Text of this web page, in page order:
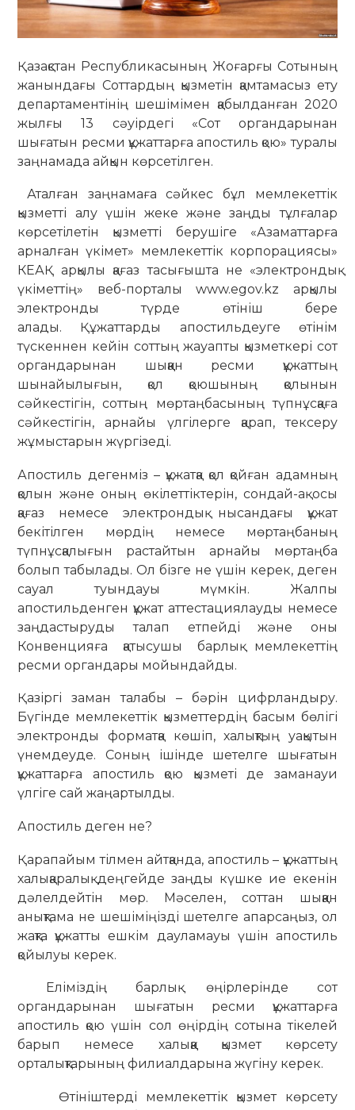
Қазақстан Республикасының Жоғарғы Сотының
жанындағы Соттардың қызметін қамтамасыз ету
департаментінің шешімімен қабылданған 2020
жылғы 13 сәуірдегі «Сот органдарынан
шығатын ресми құжаттарға апостиль қою» туралы
заңнамада айқын көрсетілген.
Аталған заңнамаға сәйкес бұл мемлекеттік
қызметті алу үшін жеке және заңды тұлғалар
көрсетілетін қызметті берушіге «Азаматтарға
арналған үкімет» мемлекеттік корпорациясы»
КЕАҚ арқылы қағаз тасығышта не «электрондық
үкіметтің» веб-порталы www.egov.kz арқылы
электронды түрде өтініш бере
алады. Құжаттарды апостильдеуге өтінім
түскеннен кейін соттың жауапты қызметкері сот
органдарынан шыққан ресми құжаттың
шынайылығын, қол қоюшының қолынын
сәйкестігін, соттың мөртаңбасының түпнұсқаға
сәйкестігін, арнайы үлгілерге қарап, тексеру
жұмыстарын жүргізеді.
Апостиль дегенміз – құжатқа қол қойған адамның
қолын және оның өкілеттіктерін, сондай-ақ осы
қағаз немесе электрондық нысандағы құжат
бекітілген мөрдің немесе мөртаңбаның
түпнұсқалығын растайтын арнайы мөртаңба
болып табылады. Ол бізге не үшін керек, деген
сауал туындауы мүмкін. Жалпы
апостильденген құжат аттестациялауды немесе
заңдастыруды талап етпейді және оны
Конвенцияға қатысушы барлық мемлекеттің
ресми органдары мойындайды.
Қазіргі заман талабы – бәрін цифрландыру.
Бүгінде мемлекеттік қызметтердің басым бөлігі
электронды форматқа көшіп, халықтың уақытын
үнемдеуде. Соның ішінде шетелге шығатын
құжаттарға апостиль қою қызметі де заманауи
үлгіге сай жаңартылды.
Апостиль деген не?
Қарапайым тілмен айтқанда, апостиль – құжаттың
халықаралық деңгейде заңды күшке ие екенін
дәлелдейтін мөр. Мәселен, соттан шыққан
анықтама не шешіміңізді шетелге апарсаңыз, ол
жақта құжатты ешкім дауламауы үшін апостиль
қойылуы керек.
Еліміздің барлық өңірлерінде сот
органдарынан шығатын ресми құжаттарға
апостиль қою үшін сол өңірдің сотына тікелей
барып немесе халыққа қызмет көрсету
орталықтарының филиалдарына жүгіну керек.
Өтініштерді мемлекеттік қызмет көрсету